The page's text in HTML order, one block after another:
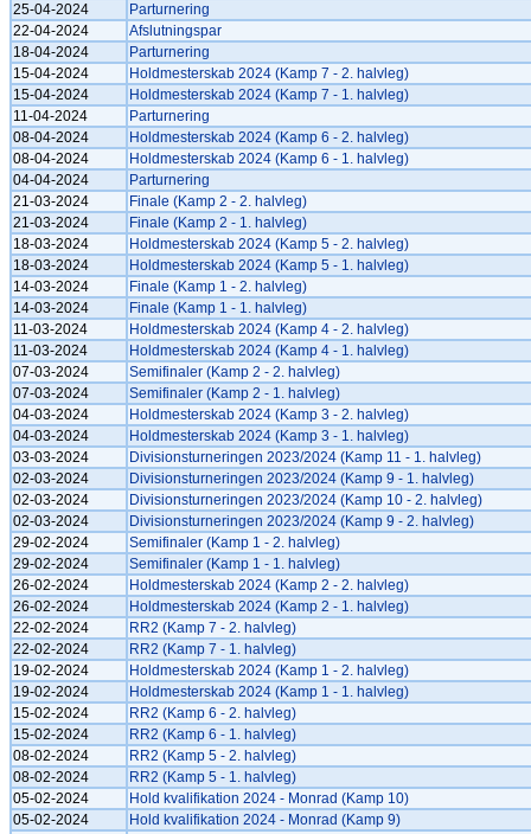
25-04-2024
Parturnering
22-04-2024
Afslutningspar
18-04-2024
Parturnering
15-04-2024
Holdmesterskab 2024 (Kamp 7 - 2. halvleg)
15-04-2024
Holdmesterskab 2024 (Kamp 7 - 1. halvleg)
11-04-2024
Parturnering
08-04-2024
Holdmesterskab 2024 (Kamp 6 - 2. halvleg)
08-04-2024
Holdmesterskab 2024 (Kamp 6 - 1. halvleg)
04-04-2024
Parturnering
21-03-2024
Finale (Kamp 2 - 2. halvleg)
21-03-2024
Finale (Kamp 2 - 1. halvleg)
18-03-2024
Holdmesterskab 2024 (Kamp 5 - 2. halvleg)
18-03-2024
Holdmesterskab 2024 (Kamp 5 - 1. halvleg)
14-03-2024
Finale (Kamp 1 - 2. halvleg)
14-03-2024
Finale (Kamp 1 - 1. halvleg)
11-03-2024
Holdmesterskab 2024 (Kamp 4 - 2. halvleg)
11-03-2024
Holdmesterskab 2024 (Kamp 4 - 1. halvleg)
07-03-2024
Semifinaler (Kamp 2 - 2. halvleg)
07-03-2024
Semifinaler (Kamp 2 - 1. halvleg)
04-03-2024
Holdmesterskab 2024 (Kamp 3 - 2. halvleg)
04-03-2024
Holdmesterskab 2024 (Kamp 3 - 1. halvleg)
03-03-2024
Divisionsturneringen 2023/2024 (Kamp 11 - 1. halvleg)
02-03-2024
Divisionsturneringen 2023/2024 (Kamp 9 - 1. halvleg)
02-03-2024
Divisionsturneringen 2023/2024 (Kamp 10 - 2. halvleg)
02-03-2024
Divisionsturneringen 2023/2024 (Kamp 9 - 2. halvleg)
29-02-2024
Semifinaler (Kamp 1 - 2. halvleg)
29-02-2024
Semifinaler (Kamp 1 - 1. halvleg)
26-02-2024
Holdmesterskab 2024 (Kamp 2 - 2. halvleg)
26-02-2024
Holdmesterskab 2024 (Kamp 2 - 1. halvleg)
22-02-2024
RR2 (Kamp 7 - 2. halvleg)
22-02-2024
RR2 (Kamp 7 - 1. halvleg)
19-02-2024
Holdmesterskab 2024 (Kamp 1 - 2. halvleg)
19-02-2024
Holdmesterskab 2024 (Kamp 1 - 1. halvleg)
15-02-2024
RR2 (Kamp 6 - 2. halvleg)
15-02-2024
RR2 (Kamp 6 - 1. halvleg)
08-02-2024
RR2 (Kamp 5 - 2. halvleg)
08-02-2024
RR2 (Kamp 5 - 1. halvleg)
05-02-2024
Hold kvalifikation 2024 - Monrad (Kamp 10)
05-02-2024
Hold kvalifikation 2024 - Monrad (Kamp 9)